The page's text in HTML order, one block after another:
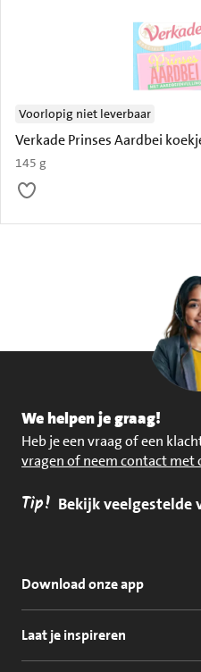
Verkade Prinses Aardbei
145 g
Voorlopig niet leverbaar
We helpen je graag!
Heb je een vraag of een
vragen of neem contact met
Tip! Bekijk veelgestelde
Download onze app
Laat je inspireren